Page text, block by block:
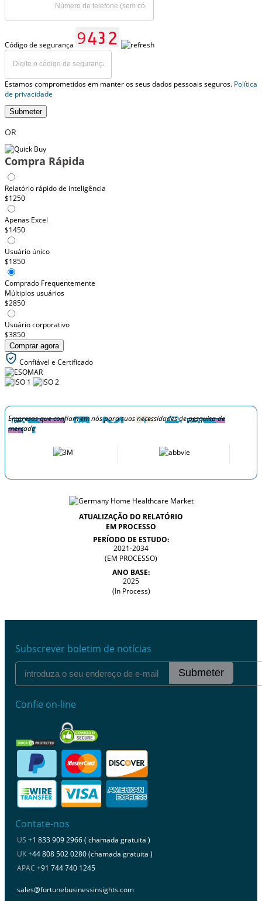
Código de segurança
Estamos comprometidos em manter os seus dados pessoais seguros. Política
de privacidade
Submeter
OR
Compra Rápida
Relatório rápido de inteligência
$1250
Apenas Excel
$1450
Usuário único
$1850
Comprado Frequentemente
Múltiplos usuários
$2850
Usuário corporativo
$3850
Comprar agora
Confiável e Certificado
Empresas que confiam em nós para suas necessidades de pesquisa de
mercado
ATUALIZAÇÃO DO RELATÓRIO
EM PROCESSO
PERÍODO DE ESTUDO:
2021-2034
(EM PROCESSO)
ANO BASE:
2025
(In Process)
Subscrever boletim de notícias
Submeter
Confie on-line
Contate-nos
US +1 833 909 2966 ( chamada gratuita )
UK+44 808 502 0280 (chamada gratuita )
APAC +91 744 740 1245
sales@fortunebusinessinsights.com